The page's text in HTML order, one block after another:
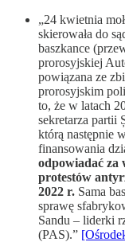
„24 kwietnia
skierowała do
baszkance
prorosyjskiej
powiązana ze
prorosyjskim
to, że w latach
sekretarza partii
którą następnie
finansowania
odpowiadać za
protestów
2022 r. Sama
sprawę
Sandu – liderki
(PAS).”